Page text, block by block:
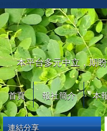
本平台多元中立，期
首頁 報社簡介 本
連結分享